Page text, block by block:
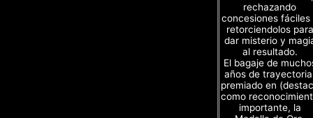
rechazando
concesiones fáciles
retorciendolos para
dar misterio y
al resultado.
El bagaje de
años de
premiado en
como
importante, la